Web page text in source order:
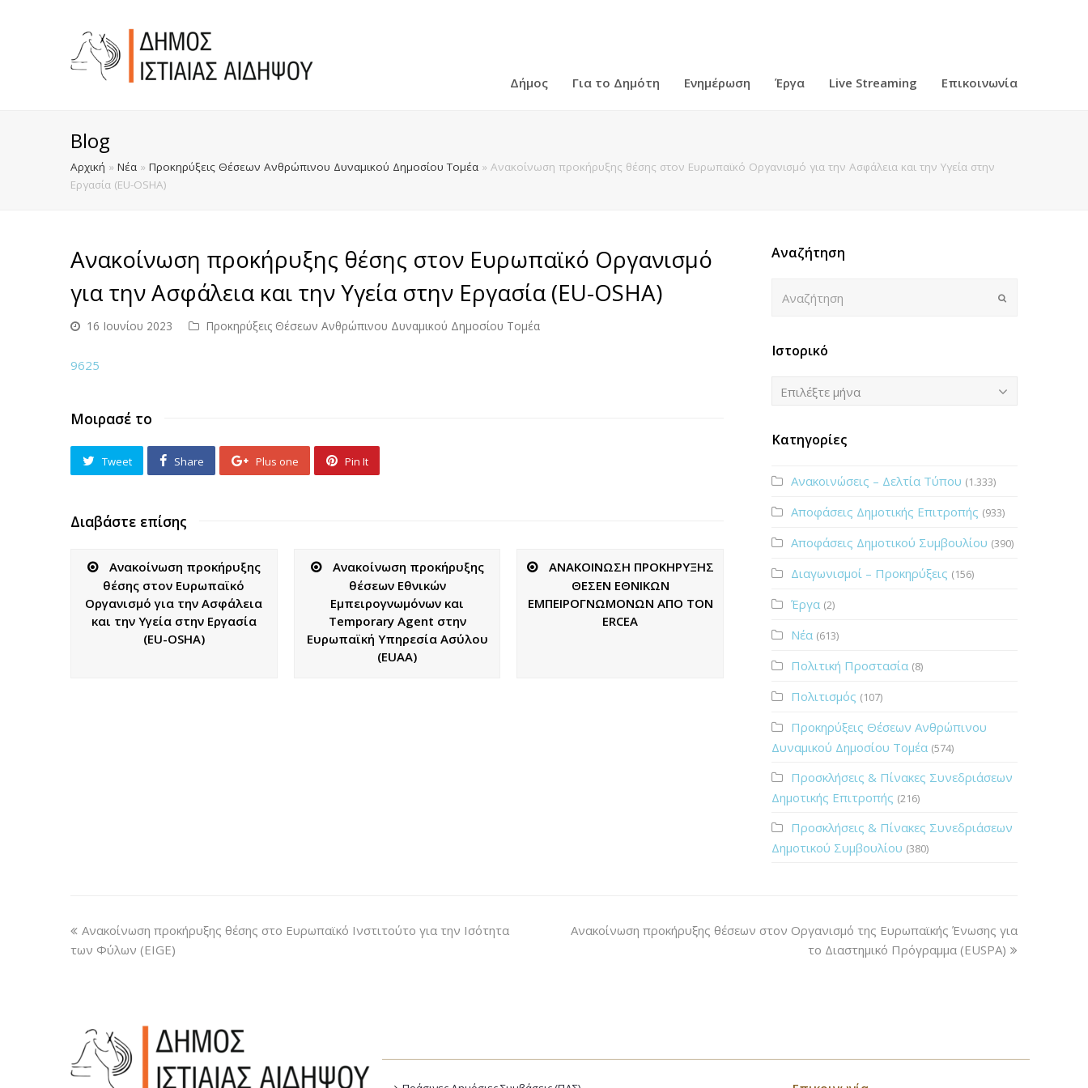
Δήμος Για το Δημότη Ενημέρωση Έργα Live Streaming Επικοινωνία
Blog
Αρχική » Νέα » Προκηρύξεις Θέσεων Ανθρώπινου Δυναμικού Δημοσίου Τομέα » Ανακοίνωση προκήρυξης θέσης στον Ευρωπαϊκό Οργανισμό για την Ασφάλεια και την Υγεία στην
Εργασία (EU-OSHA)
Ανακοίνωση προκήρυξης θέσης στον Ευρωπαϊκό Οργανισμό
για την Ασφάλεια και την Υγεία στην Εργασία (EU-OSHA)
16 Ιουνίου 2023 Προκηρύξεις Θέσεων Ανθρώπινου Δυναμικού Δημοσίου Τομέα
9625
Μοιρασέ το
Tweet Share Plus one Pin It
Διαβάστε επίσης
Ανακοίνωση προκήρυξης
θέσης στον Ευρωπαϊκό
Οργανισμό για την Ασφάλεια
και την Υγεία στην Εργασία
(EU-OSHA)
Ανακοίνωση προκήρυξης
θέσεων Εθνικών
Εμπειρογνωμόνων και
Temporary Agent στην
Ευρωπαϊκή Υπηρεσία Ασύλου
(EUAA)
ΑΝΑΚΟΙΝΩΣΗ ΠΡΟΚΗΡΥΞΗΣ
ΘΕΣΕΝ ΕΘΝΙΚΩΝ
ΕΜΠΕΙΡΟΓΝΩΜΟΝΩΝ ΑΠΟ ΤΟΝ
ERCEA
Αναζήτηση
Ιστορικό
Ιστορικό
Επιλέξτε μήνα
Κατηγορίες
Ανακοινώσεις – Δελτία Τύπου (1.333)
Αποφάσεις Δημοτικής Επιτροπής (933)
Αποφάσεις Δημοτικού Συμβουλίου (390)
Διαγωνισμοί – Προκηρύξεις (156)
Έργα (2)
Νέα (613)
Πολιτική Προστασία (8)
Πολιτισμός (107)
Προκηρύξεις Θέσεων Ανθρώπινου
Δυναμικού Δημοσίου Τομέα (574)
Προσκλήσεις & Πίνακες Συνεδριάσεων
Δημοτικής Επιτροπής (216)
Προσκλήσεις & Πίνακες Συνεδριάσεων
Δημοτικού Συμβουλίου (380)
Ανακοίνωση προκήρυξης θέσης στο Ευρωπαϊκό Ινστιτούτο για την Ισότητα
των Φύλων (EIGE)
Ανακοίνωση προκήρυξης θέσεων στον Οργανισμό της Ευρωπαϊκής Ένωσης για
το Διαστημικό Πρόγραμμα (EUSPA)